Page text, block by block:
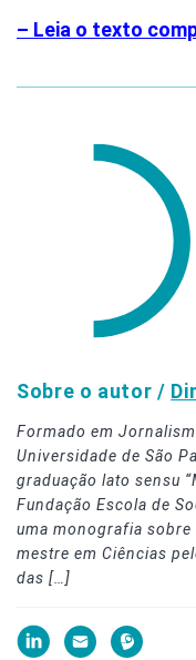
– Leia o texto
Sobre o autor /
Formado em
Universidade de São
graduação lato sensu
Fundação Escola de
uma monografia
mestre em Ciências
das […]